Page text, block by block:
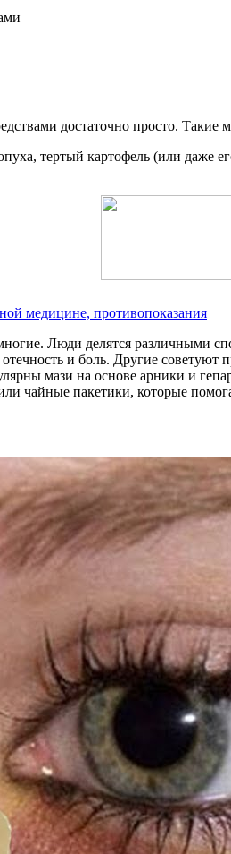
достаточно просто.
медицине, противопоказания
Люди делятся различными
и боль. Другие
мази на основе арники и
чайные пакетики, которые